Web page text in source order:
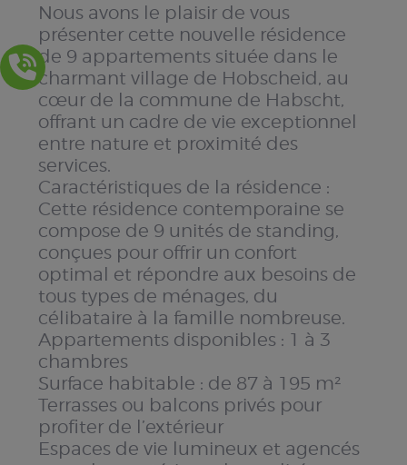
Nous avons le plaisir de vous
présenter cette nouvelle résidence
de 9 appartements située dans le
charmant village de Hobscheid, au
cœur de la commune de Habscht,
offrant un cadre de vie exceptionnel
entre nature et proximité des
services.
Caractéristiques de la résidence :
Cette résidence contemporaine se
compose de 9 unités de standing,
conçues pour offrir un confort
optimal et répondre aux besoins de
tous types de ménages, du
célibataire à la famille nombreuse.
Appartements disponibles : 1 à 3
chambres
Surface habitable : de 87 à 195 m²
Terrasses ou balcons privés pour
profiter de l’extérieur
Espaces de vie lumineux et agencés